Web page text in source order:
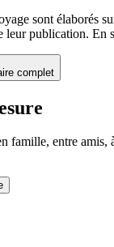
sont élaborés
leur publication. En
complet
famille, entre amis,